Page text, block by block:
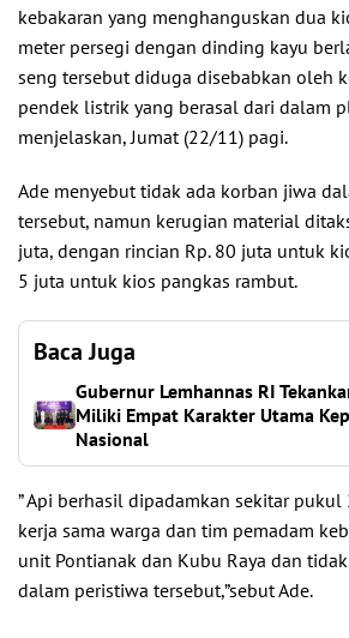
kebakaran yang menghanguskan dua
meter persegi dengan dinding kayu
seng tersebut diduga disebabkan oleh
pendek listrik yang berasal dari dalam
menjelaskan, Jumat (22/11) pagi.
Ade menyebut tidak ada korban jiwa
tersebut, namun kerugian material
juta, dengan rincian Rp. 80 juta untuk
5 juta untuk kios pangkas rambut.
Baca Juga
Gubernur Lemhannas RI
Miliki Empat Karakter Utama
Nasional
” Api berhasil dipadamkan sekitar pukul
kerja sama warga dan tim pemadam
unit Pontianak dan Kubu Raya dan
dalam peristiwa tersebut,”sebut Ade.